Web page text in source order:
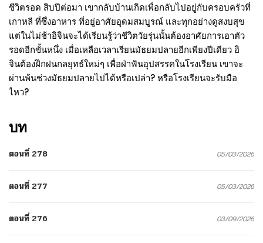
ชีวิตรอด สิบปีต่อมา เขากลับบ้านเกิดเพื่อกลับไปอยู่กับครอบครัวที่
เกาหลี ที่ซึ่งอาหาร ที่อยู่อาศัยอุดมสมบูรณ์ และทุกอย่างดูสงบสุข
แต่ในไม่ช้าอิจินจะได้เรียนรู้ว่าชีวิตวัยรุ่นนั้นต้องอาศัยการเอาตัว
รอดอีกขั้นหนึ่ง เมื่อเหลือเวลาเรียนมัธยมปลายอีกเพียงปีเดียว อิ
จินต้องฝึกฝนกลยุทธ์ใหม่ๆ เพื่อฝ่าฟันอุปสรรคในโรงเรียน เขาจะ
ผ่านพ้นช่วงมัธยมปลายไปได้หรือเปล่า? หรือโรงเรียนจะรับมือ
ไหว?
บท
ตอนที่ 278 05/03/2026
ตอนที่ 277 05/03/2026
ตอนที่ 276 03/09/2026